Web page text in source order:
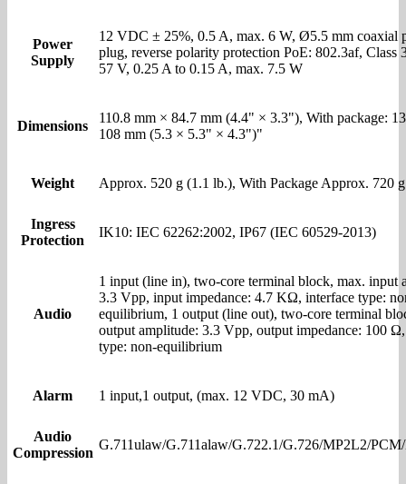
Power
Supply
12 VDC ± 25%, 0.5 A, max. 6 W, Ø5.5 mm coaxial
plug, reverse polarity protection PoE: 802.3af, Class
57 V, 0.25 A to 0.15 A, max. 7.5 W
Dimensions
110.8 mm × 84.7 mm (4.4" × 3.3"), With package:
108 mm (5.3 × 5.3" × 4.3")"
Weight Approx. 520 g (1.1 lb.), With Package Approx. 720
Ingress
Protection
IK10: IEC 62262:2002, IP67 (IEC 60529-2013)
Audio
1 input (line in), two-core terminal block, max. input
3.3 Vpp, input impedance: 4.7 KΩ, interface type:
equilibrium, 1 output (line out), two-core terminal
output amplitude: 3.3 Vpp, output impedance: 100
type: non-equilibrium
Alarm 1 input,1 output, (max. 12 VDC, 30 mA)
Audio
Compression
G.711ulaw/G.711alaw/G.722.1/G.726/MP2L2/